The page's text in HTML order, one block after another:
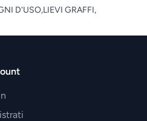
D'USO,LIEVI GRAFFI,